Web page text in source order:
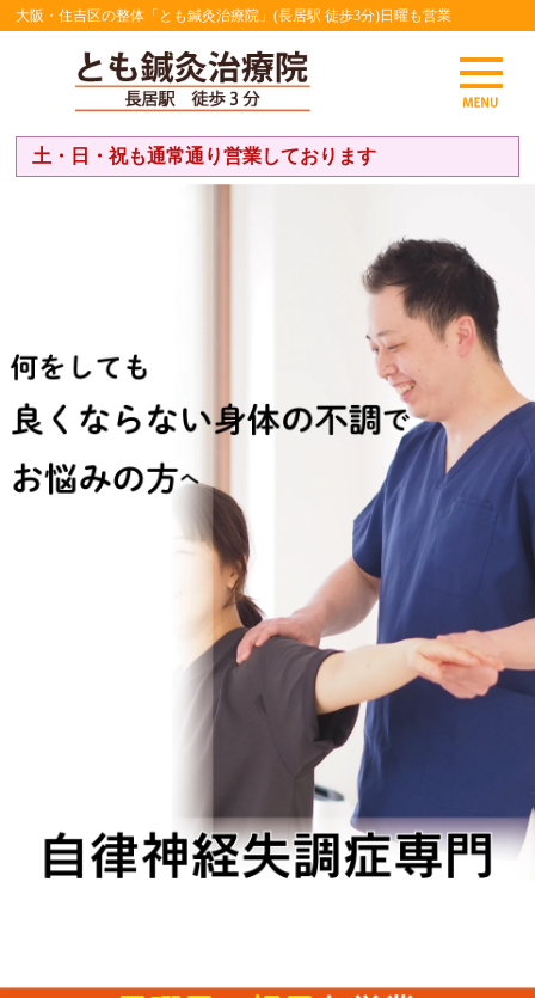
大阪・住吉区の整体「とも鍼灸治療院」(長居駅 徒歩3分)日曜も営業
土・日・祝も通常通り営業しております